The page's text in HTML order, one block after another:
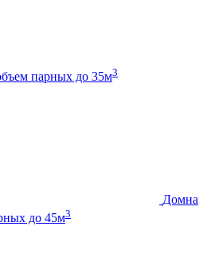
парных до 35м3
Домна
до 45м3